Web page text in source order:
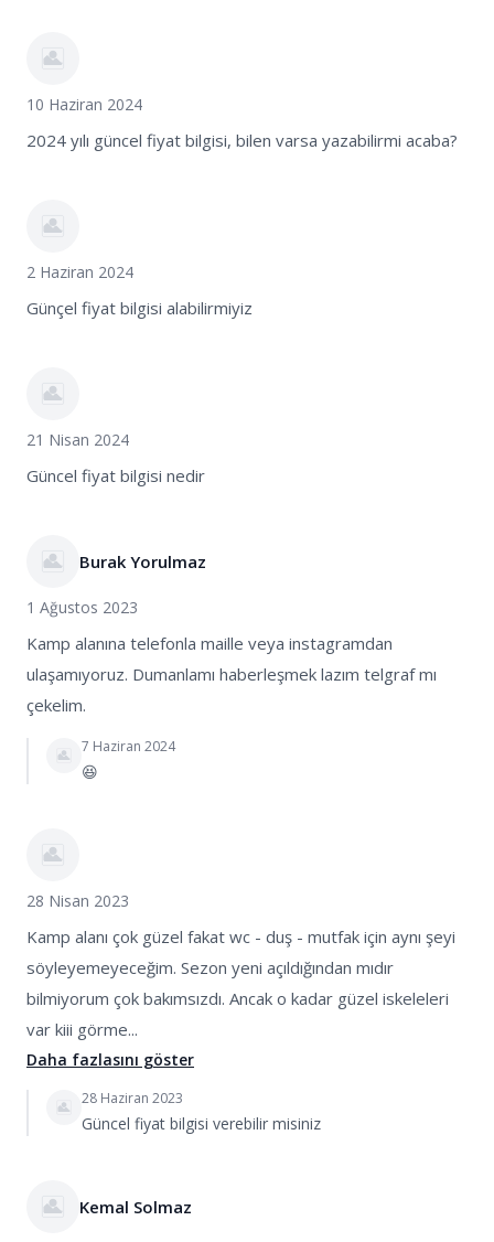
10 Haziran 2024
2024 yılı güncel fiyat bilgisi, bilen varsa yazabilirmi acaba?
2 Haziran 2024
Günçel fiyat bilgisi alabilirmiyiz
21 Nisan 2024
Güncel fiyat bilgisi nedir
Burak Yorulmaz
1 Ağustos 2023
Kamp alanına telefonla maille veya instagramdan
ulaşamıyoruz. Dumanlamı haberleşmek lazım telgraf mı
çekelim.
7 Haziran 2024
😆
28 Nisan 2023
Kamp alanı çok güzel fakat wc - duş - mutfak için aynı şeyi
söyleyemeyeceğim. Sezon yeni açıldığından mıdır
bilmiyorum çok bakımsızdı. Ancak o kadar güzel iskeleleri
var kiii görme...
Daha fazlasını göster
28 Haziran 2023
Güncel fiyat bilgisi verebilir misiniz
Kemal Solmaz